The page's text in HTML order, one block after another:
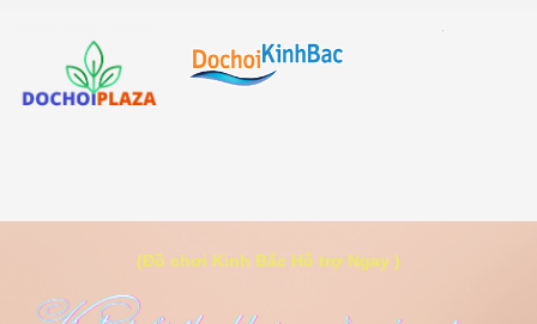
(Đồ chơi Kinh Bắc Hỗ trợ Ngay )